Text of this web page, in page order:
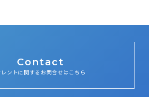
Contact
レントに関するお問合せはこちら